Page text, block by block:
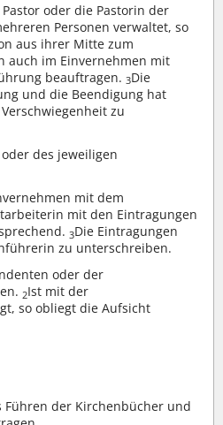
oder die Pastorin der
Personen verwaltet, so
aus ihrer Mitte zum
auch im Einvernehmen mit
beauftragen.3Die
und die Beendigung hat
zu
des jeweiligen
mit dem
mit den Eintragungen
3Die Eintragungen
zu unterschreiben.
oder der
2Ist mit der
so obliegt die Aufsicht
Führen der Kirchenbücher und